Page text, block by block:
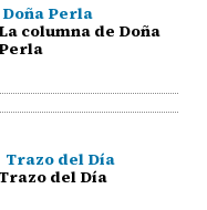
Doña Perla
La columna de Doña
Perla
Trazo del Día
Trazo del Día